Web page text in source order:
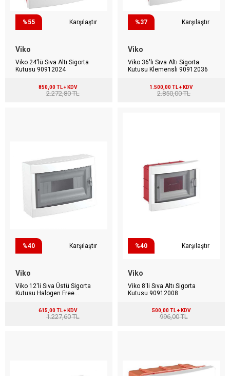
%55 Karşılaştır
Viko
Viko 24'lü Sıva Altı Sigorta
Kutusu 90912024
850,00 TL + KDV
2.272,80 TL
%37 Karşılaştır
Viko
Viko 36'lı Sıva Altı Sigorta
Kutusu Klemensli 90912036
1.500,00 TL + KDV
2.850,00 TL
%40 Karşılaştır
Viko
Viko 12'li Sıva Üstü Sigorta
Kutusu Halogen Free
615,00 TL + KDV
1.227,60 TL
%40 Karşılaştır
Viko
Viko 8'li Sıva Altı Sigorta
Kutusu 90912008
500,00 TL + KDV
996,00 TL